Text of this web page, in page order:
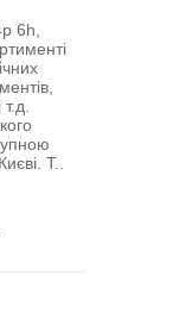
6h,
Т..